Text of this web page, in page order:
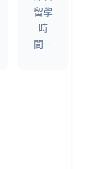
留學
時
間。